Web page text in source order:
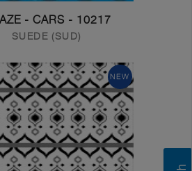
10217 - AMAZE - CARS
SUEDE (SUD)
NEW